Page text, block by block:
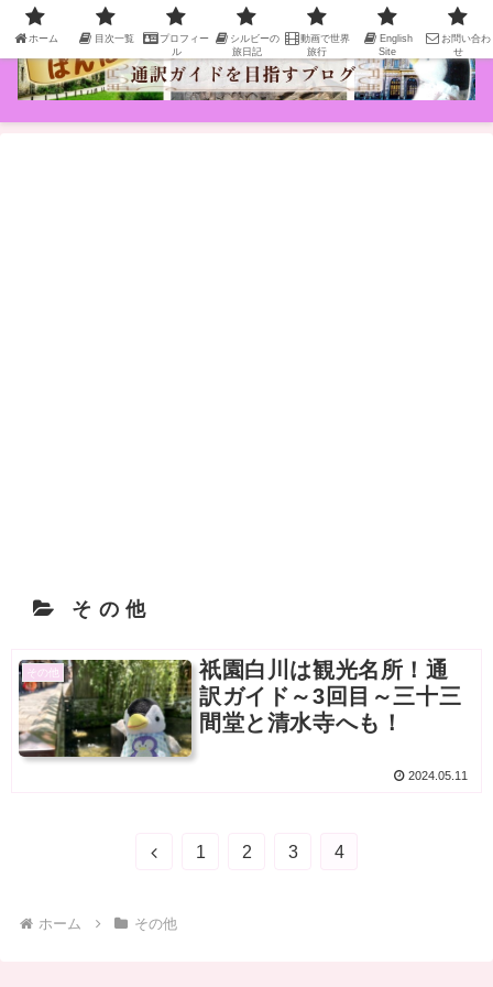
その他
その他
祇園白川は観光名所！通
訳ガイド～3回目～三十三
間堂と清水寺へも！
2024.05.11
前
1 2 3 4
ホーム その他
ホーム 目次一覧
プロフィー
ル
シルビーの
旅日記
動画で世界
旅行
English
Site
お問い合わ
せ